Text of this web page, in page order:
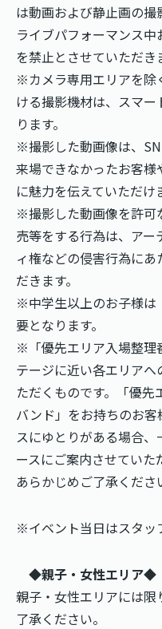
は動画および静止画の撮
ライブパフォーマンス
を禁止とさせていただき
※カメラ専用エリアを除
ける撮影機材は、スマ
ります。
※撮影した動画像は、
来場できなかったお客
に魅力を伝えていただけ
※撮影した動画像を許可
売等をする行為は、ア
ィ権などの侵害行為に
だきます。
※中学生以上のお子様は
要となります。
※「優先エリア入場整理
テージに近い各エリア
ただくものです。「優
バンド」をお持ちのお
スにゆとりがある場合
ースにご案内させていた
あらかじめご了承くださ
※イベント当日はスタッ
◆親子・女性エリア◆
親子・女性エリアには
了承ください。